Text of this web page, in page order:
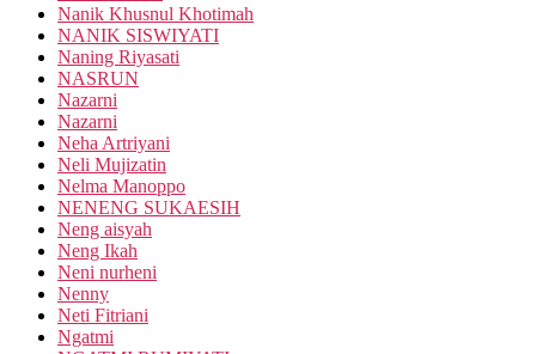
Nanik Khusnul Khotimah
NANIK SISWIYATI
Naning Riyasati
NASRUN
Nazarni
Nazarni
Neha Artriyani
Neli Mujizatin
Nelma Manoppo
NENENG SUKAESIH
Neng aisyah
Neng Ikah
Neni nurheni
Nenny
Neti Fitriani
Ngatmi